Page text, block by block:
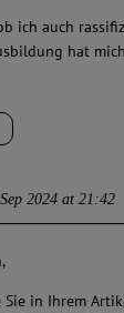
ich auch
hat
2024 at 21:42
in Ihrem